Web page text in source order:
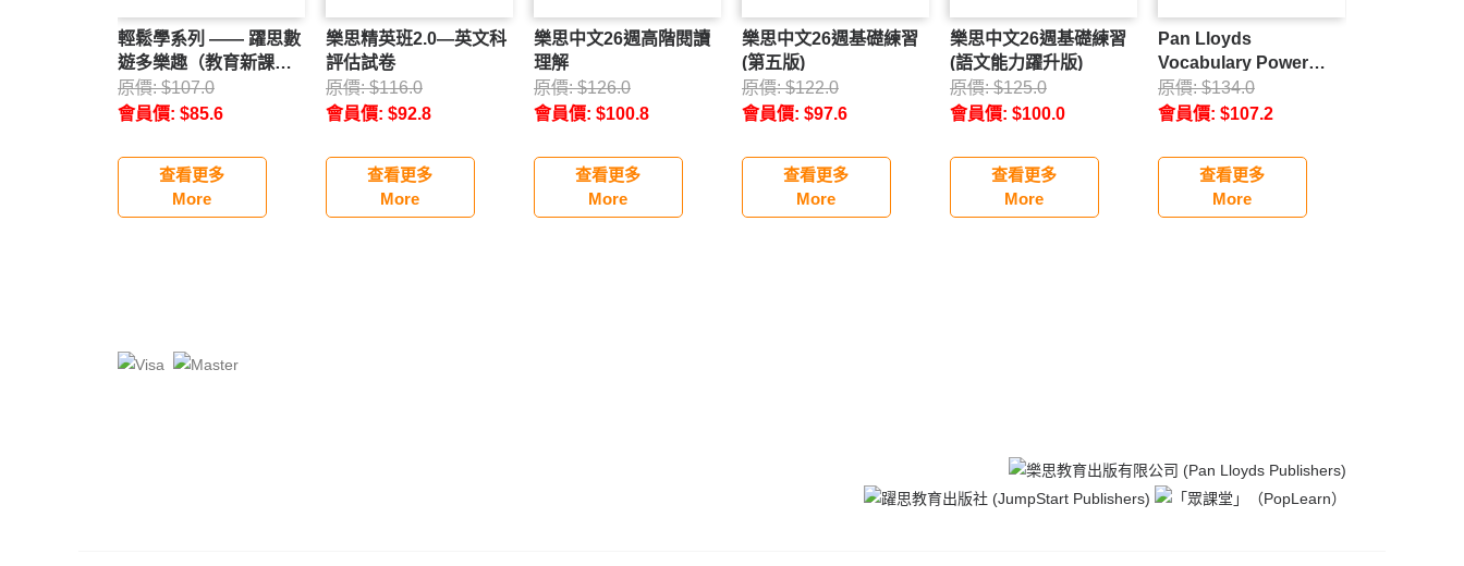
輕鬆學系列 —— 躍思數
遊多樂趣（教育新課程
版）
原價:$107.0
會員價: $85.6
查看更多
More
樂思精英班2.0—英文科
評估試卷
原價:$116.0
會員價: $92.8
查看更多
More
樂思中文26週高階閱讀
理解
原價:$126.0
會員價: $100.8
查看更多
More
樂思中文26週基礎練習
(第五版)
原價:$122.0
會員價: $97.6
查看更多
More
樂思中文26週基礎練習
(語文能力躍升版)
原價:$125.0
會員價: $100.0
查看更多
More
Pan Lloyds
Vocabulary Power
Bank
原價:$134.0
會員價: $107.2
查看更多
More